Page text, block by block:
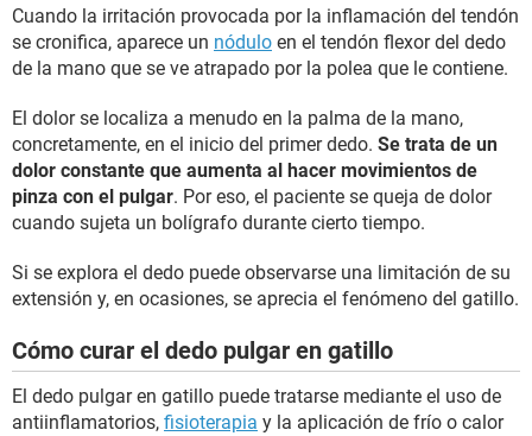
Cuando la irritación provocada por la inflamación del tendón
se cronifica, aparece un nódulo en el tendón flexor del dedo
de la mano que se ve atrapado por la polea que le contiene.
El dolor se localiza a menudo en la palma de la mano,
concretamente, en el inicio del primer dedo. Se trata de un
dolor constante que aumenta al hacer movimientos de
pinza con el pulgar. Por eso, el paciente se queja de dolor
cuando sujeta un bolígrafo durante cierto tiempo.
Si se explora el dedo puede observarse una limitación de su
extensión y, en ocasiones, se aprecia el fenómeno del gatillo.
Cómo curar el dedo pulgar en gatillo
El dedo pulgar en gatillo puede tratarse mediante el uso de
antiinflamatorios, fisioterapia y la aplicación de frío o calor